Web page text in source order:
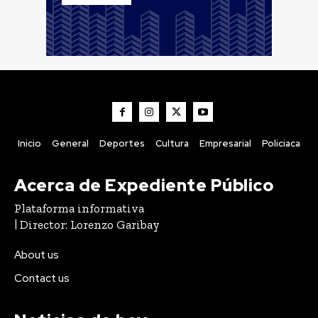
Inicio General Deportes Cultura Empresarial Policiaca
Acerca de Expediente Público
Plataforma informativa
| Director: Lorenzo Garibay
About us
Contact us